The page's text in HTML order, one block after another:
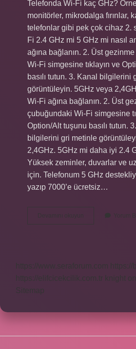
Telefonda Wi-Fi kaç GHz?
monitörler, mikrodalga fırınlar,
telefonlar gibi pek çok cihaz 2.
Fi 2.4 GHz mi 5 GHz mi nasıl
ağına bağlanın. 2. Üst
Wi-Fi simgesine tıklayın ve
basılı tutun. 3. Kanal bilgilerini
görüntüleyin. 5GHz veya
Wi-Fi ağına bağlanın. 2. Üst
çubuğundaki Wi-Fi simgesine
Option/Alt tuşunu basılı tutun.
bilgilerini gri metinle
2,4GHz. 5GHz mi daha iyi 2.4
Yüksek zeminler, duvarlar ve
için. Telefonum 5 GHz
yazıp 7000’e ücretsiz…
Devamını okuyun
Wi-
Yorum
https://www.seraforum.com
https://elifcicekcilik.com.tr knight
Sitemap